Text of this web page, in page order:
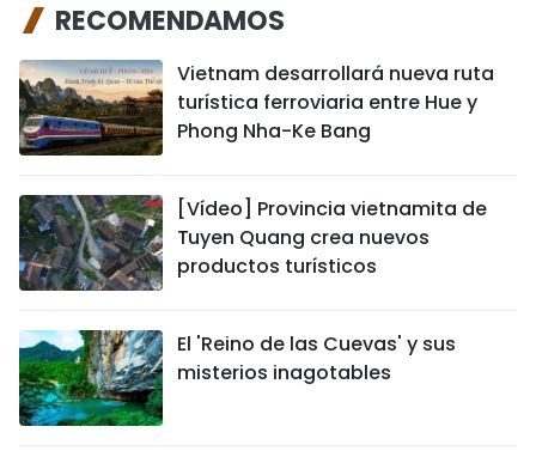
RECOMENDAMOS
Vietnam desarrollará nueva ruta
turística ferroviaria entre Hue y
Phong Nha-Ke Bang
[Vídeo] Provincia vietnamita de
Tuyen Quang crea nuevos
productos turísticos
El 'Reino de las Cuevas' y sus
misterios inagotables